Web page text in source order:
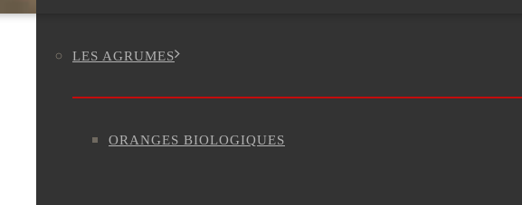
LES AGRUMES
ORANGES BIOLOGIQUES